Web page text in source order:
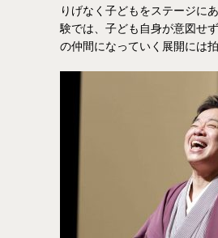
りげなく子どもをステージに
験では、子ども自身が意図せ
の仲間になっていく展開には